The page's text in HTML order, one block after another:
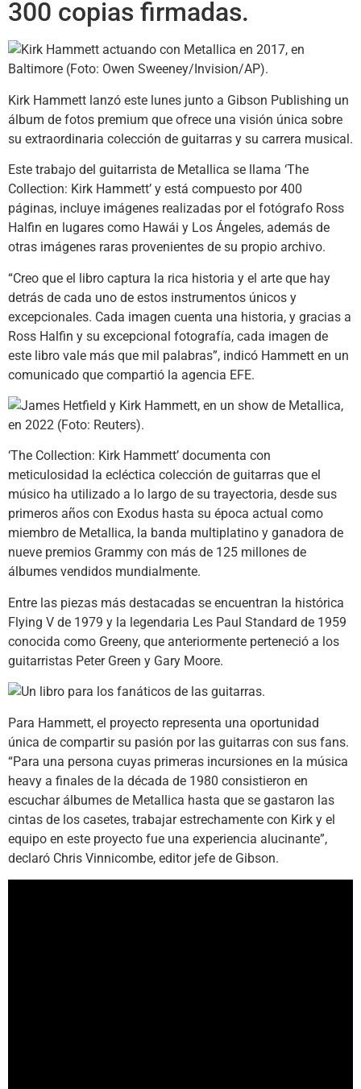
300 copias firmadas.
Kirk Hammett lanzó este lunes junto a Gibson Publishing un
álbum de fotos premium que ofrece una visión única sobre
su extraordinaria colección de guitarras y su carrera musical.
Este trabajo del guitarrista de Metallica se llama ‘The
Collection: Kirk Hammett’ y está compuesto por 400
páginas, incluye imágenes realizadas por el fotógrafo Ross
Halfin en lugares como Hawái y Los Ángeles, además de
otras imágenes raras provenientes de su propio archivo.
“Creo que el libro captura la rica historia y el arte que hay
detrás de cada uno de estos instrumentos únicos y
excepcionales. Cada imagen cuenta una historia, y gracias a
Ross Halfin y su excepcional fotografía, cada imagen de
este libro vale más que mil palabras”, indicó Hammett en un
comunicado que compartió la agencia EFE.
‘The Collection: Kirk Hammett’ documenta con
meticulosidad la ecléctica colección de guitarras que el
músico ha utilizado a lo largo de su trayectoria, desde sus
primeros años con Exodus hasta su época actual como
miembro de Metallica, la banda multiplatino y ganadora de
nueve premios Grammy con más de 125 millones de
álbumes vendidos mundialmente.
Entre las piezas más destacadas se encuentran la histórica
Flying V de 1979 y la legendaria Les Paul Standard de 1959
conocida como Greeny, que anteriormente perteneció a los
guitarristas Peter Green y Gary Moore.
Para Hammett, el proyecto representa una oportunidad
única de compartir su pasión por las guitarras con sus fans.
“Para una persona cuyas primeras incursiones en la música
heavy a finales de la década de 1980 consistieron en
escuchar álbumes de Metallica hasta que se gastaron las
cintas de los casetes, trabajar estrechamente con Kirk y el
equipo en este proyecto fue una experiencia alucinante”,
declaró Chris Vinnicombe, editor jefe de Gibson.